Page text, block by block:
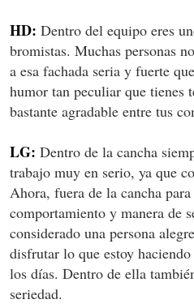
HD: Dentro del equipo eres
bromistas. Muchas personas
a esa fachada seria y fuerte
humor tan peculiar que tienes
bastante agradable entre tus
LG: Dentro de la cancha
trabajo muy en serio, ya que
Ahora, fuera de la cancha
comportamiento y manera de
considerado una persona
disfrutar lo que estoy
los días. Dentro de ella
seriedad.